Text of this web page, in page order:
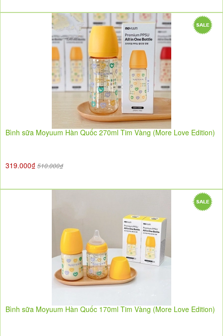
Bình sữa Moyuum Hàn Quốc 270ml Tim Vàng (More Love Edition)
319.000₫ 510.000₫
Bình sữa Moyuum Hàn Quốc 170ml Tim Vàng (More Love Edition)